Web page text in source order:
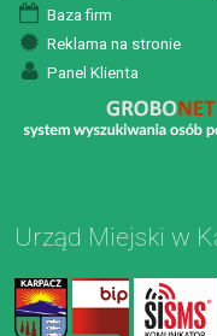
Baza firm
Reklama na stronie
Panel Klienta
Urząd Miejski w